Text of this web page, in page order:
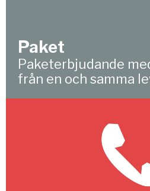
Paket
Paketerbjudande
från en och samma